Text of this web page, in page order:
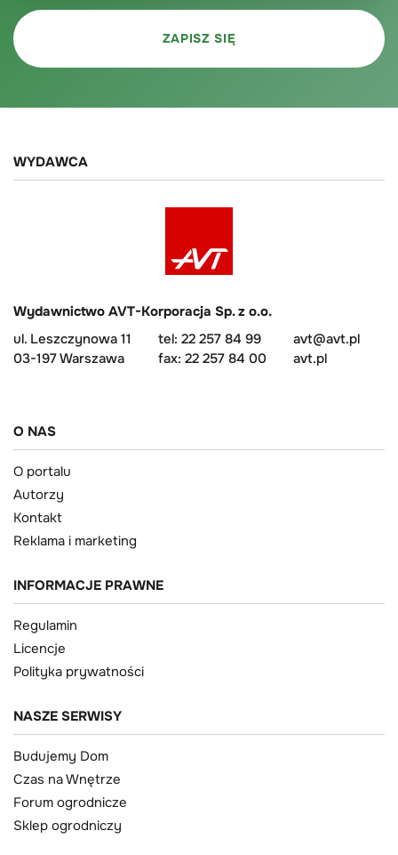
WYDAWCA
Wydawnictwo AVT-Korporacja Sp. z o.o.
ul. Leszczynowa 11
03-197 Warszawa
tel: 22 257 84 99
fax: 22 257 84 00
avt@avt.pl
avt.pl
O NAS
O portalu
Autorzy
Kontakt
Reklama i marketing
INFORMACJE PRAWNE
Regulamin
Licencje
Polityka prywatności
NASZE SERWISY
Budujemy Dom
Czas na Wnętrze
Forum ogrodnicze
Sklep ogrodniczy